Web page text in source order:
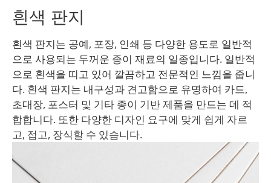
흰색 판지
흰색 판지는 공예, 포장, 인쇄 등 다양한 용도로 일반적
으로 사용되는 두꺼운 종이 재료의 일종입니다. 일반적
으로 흰색을 띠고 있어 깔끔하고 전문적인 느낌을 줍니
다. 흰색 판지는 내구성과 견고함으로 유명하여 카드,
초대장, 포스터 및 기타 종이 기반 제품을 만드는 데 적
합합니다. 또한 다양한 디자인 요구에 맞게 쉽게 자르
고, 접고, 장식할 수 있습니다.